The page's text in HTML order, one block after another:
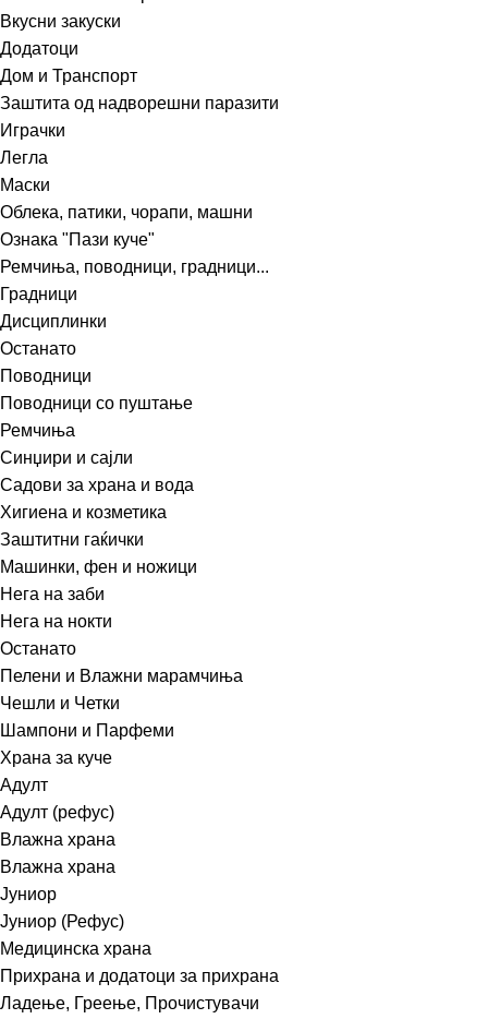
Вкусни закуски
Додатоци
Дом и Транспорт
Заштита од надворешни паразити
Играчки
Легла
Маски
Облека, патики, чорапи, машни
Ознака "Пази куче"
Ремчиња, поводници, градници...
Градници
Дисциплинки
Останато
Поводници
Поводници со пуштање
Ремчиња
Синџири и сајли
Садови за храна и вода
Хигиена и козметика
Заштитни гаќички
Машинки, фен и ножици
Нега на заби
Нега на нокти
Останато
Пелени и Влажни марамчиња
Чешли и Четки
Шампони и Парфеми
Храна за куче
Адулт
Адулт (рефус)
Влажна храна
Влажна храна
Јуниор
Јуниор (Рефус)
Медицинска храна
Прихрана и додатоци за прихрана
Ладење, Греење, Прочистувачи